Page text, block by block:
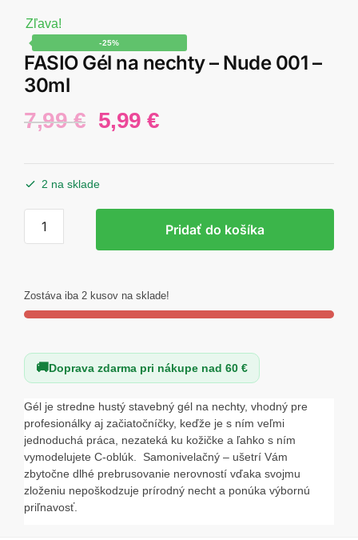
Zľava!
FASIO Gél na nechty – Nude 001 –
30ml
7,99€ Pôvodná
5,99 €Aktuálna
-25%
Gél je stredne hustý stavebný gél na nechty, vhodný pre
profesionálky aj začiatočníčky, keďže je s ním veľmi
jednoduchá práca, nezateká ku kožičke a ľahko s ním
vymodelujete C-oblúk. Samonivelačný – ušetrí Vám
zbytočne dlhé prebrusovanie nerovností vďaka svojmu
zloženiu nepoškodzuje prírodný necht a ponúka výbornú
priľnavosť.
2 na sklade
nechty
-
001
Pridať do košíka
Zostáva iba 2 kusov na sklade!
Doprava zdarma pri nákupe nad 60 €